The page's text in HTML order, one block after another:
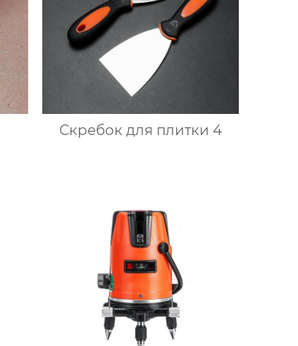
Скребок для плитки 4